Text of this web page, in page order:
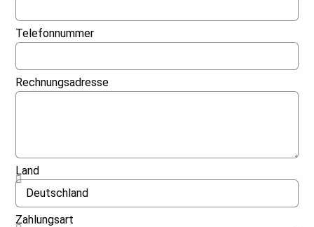
Telefonnummer
Rechnungsadresse
Land
Zahlungsart